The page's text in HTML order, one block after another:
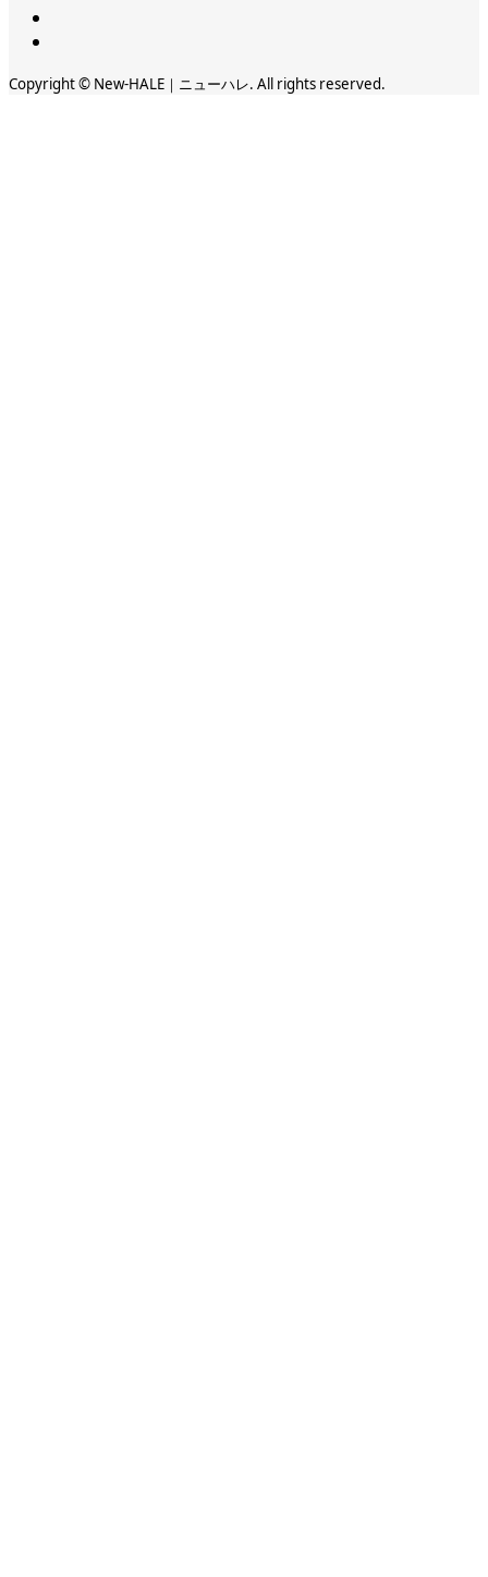
Copyright © New-HALE｜ニューハレ. All rights reserved.